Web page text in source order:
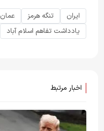
ایران تنگه هرمز عمان
یادداشت تفاهم اسلام آباد
اخبار مرتبط